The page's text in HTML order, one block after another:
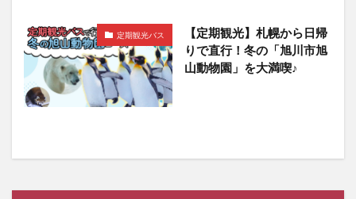
定期観光バス
【定期観光】札幌から日帰
りで直行！冬の「旭川市旭
山動物園」を大満喫♪